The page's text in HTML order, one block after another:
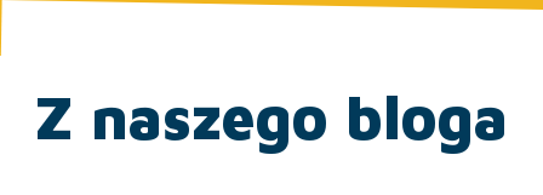
Z naszego bloga